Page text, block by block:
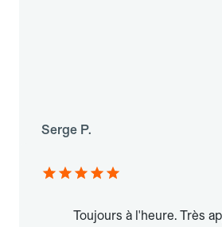
Serge P.
Toujours à l'heure. Très